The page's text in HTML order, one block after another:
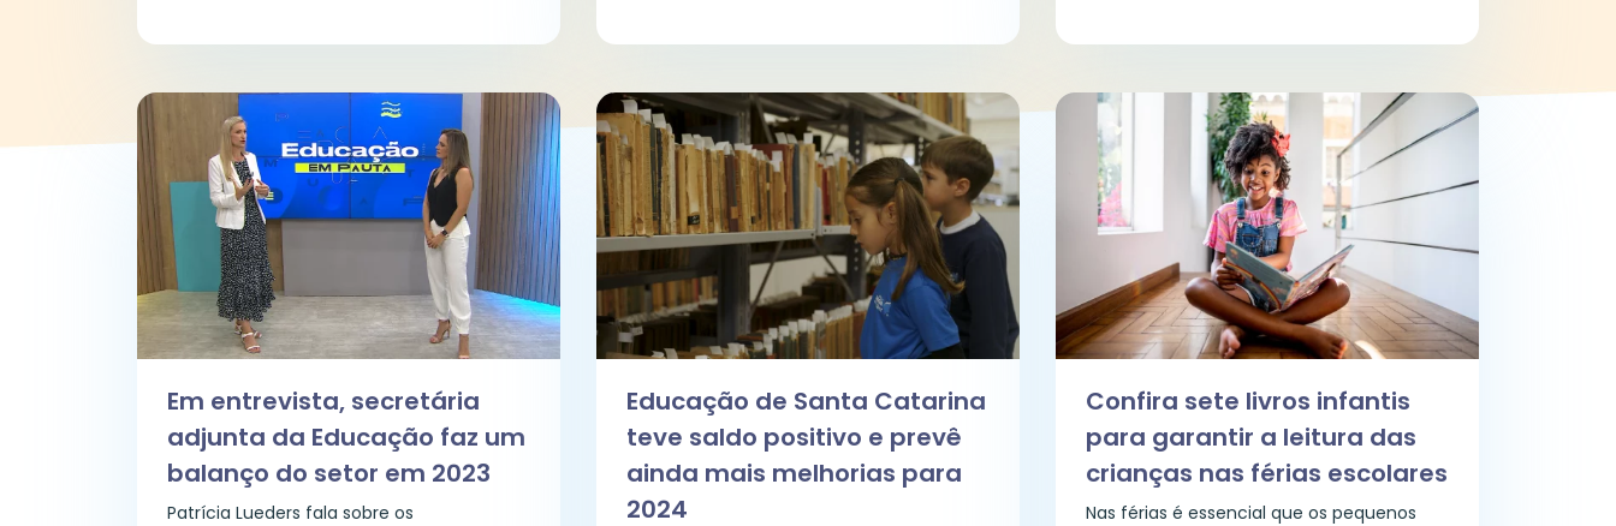
Em entrevista, secretária
adjunta da Educação faz um
balanço do setor em 2023
Patrícia Lueders fala sobre os
Educação de Santa Catarina
teve saldo positivo e prevê
ainda mais melhorias para
2024
Confira sete livros infantis
para garantir a leitura das
crianças nas férias escolares
Nas férias é essencial que os pequenos